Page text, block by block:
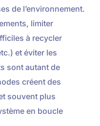
de l’environnement.
limiter
à recycler
et éviter les
sont autant de
créent des
souvent plus
en boucle